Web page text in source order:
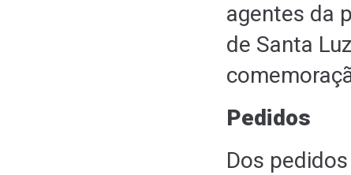
agentes da
de Santa
Pedidos
Dos